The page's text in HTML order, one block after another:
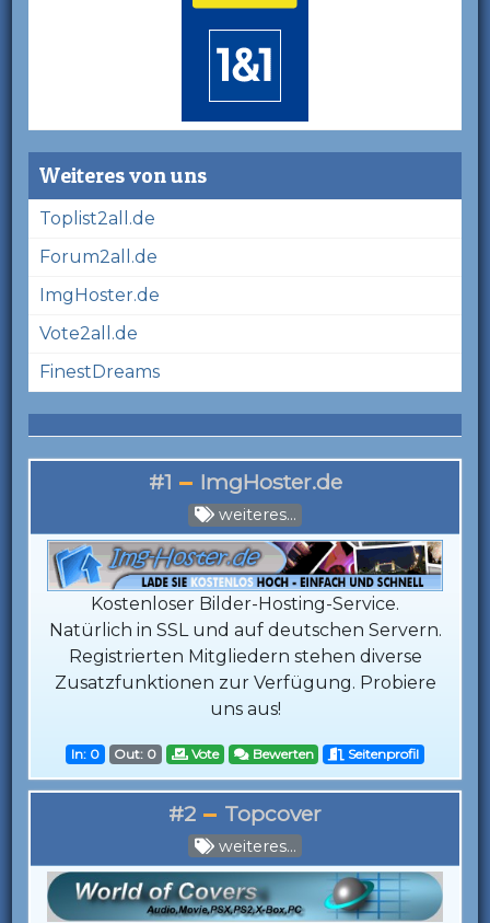
Weiteres von uns
Toplist2all.de
Forum2all.de
ImgHoster.de
Vote2all.de
FinestDreams
#1 ImgHoster.de
weiteres...
Kostenloser Bilder-Hosting-Service.
Natürlich in SSL und auf deutschen Servern.
Registrierten Mitgliedern stehen diverse
Zusatzfunktionen zur Verfügung. Probiere
uns aus!
In: 0 Out: 0 Vote Bewerten Seitenprofil
#2 Topcover
weiteres...